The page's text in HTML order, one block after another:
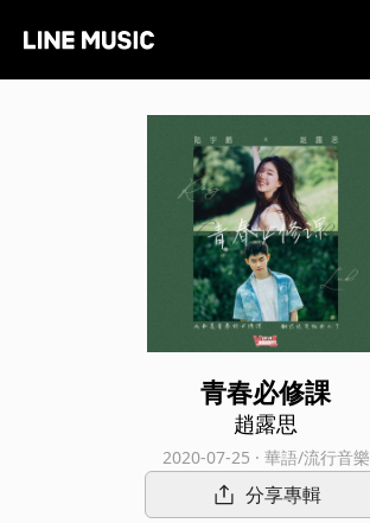
青春必修課
趙露思
2020-07-25 · 華語/流行音樂
分享專輯